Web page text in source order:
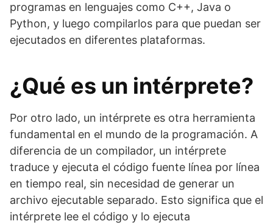
programas en lenguajes como C++, Java o
Python, y luego compilarlos para que puedan ser
ejecutados en diferentes plataformas.
¿Qué es un intérprete?
Por otro lado, un intérprete es otra herramienta
fundamental en el mundo de la programación. A
diferencia de un compilador, un intérprete
traduce y ejecuta el código fuente línea por línea
en tiempo real, sin necesidad de generar un
archivo ejecutable separado. Esto significa que el
intérprete lee el código y lo ejecuta